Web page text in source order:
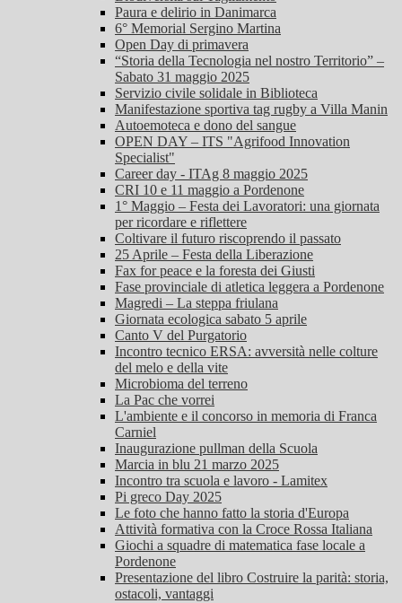
Paura e delirio in Danimarca
6° Memorial Sergino Martina
Open Day di primavera
“Storia della Tecnologia nel nostro Territorio” –
Sabato 31 maggio 2025
Servizio civile solidale in Biblioteca
Manifestazione sportiva tag rugby a Villa Manin
Autoemoteca e dono del sangue
OPEN DAY – ITS "Agrifood Innovation
Specialist"
Career day - ITAg 8 maggio 2025
CRI 10 e 11 maggio a Pordenone
1° Maggio – Festa dei Lavoratori: una giornata
per ricordare e riflettere
Coltivare il futuro riscoprendo il passato
25 Aprile – Festa della Liberazione
Fax for peace e la foresta dei Giusti
Fase provinciale di atletica leggera a Pordenone
Magredi – La steppa friulana
Giornata ecologica sabato 5 aprile
Canto V del Purgatorio
Incontro tecnico ERSA: avversità nelle colture
del melo e della vite
Microbioma del terreno
La Pac che vorrei
L'ambiente e il concorso in memoria di Franca
Carniel
Inaugurazione pullman della Scuola
Marcia in blu 21 marzo 2025
Incontro tra scuola e lavoro - Lamitex
Pi greco Day 2025
Le foto che hanno fatto la storia d'Europa
Attività formativa con la Croce Rossa Italiana
Giochi a squadre di matematica fase locale a
Pordenone
Presentazione del libro Costruire la parità: storia,
ostacoli, vantaggi